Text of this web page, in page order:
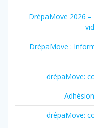
DrépaMove 2026 –
DrépaMove :
drépaMove:
drépaMove: